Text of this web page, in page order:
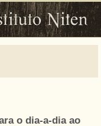
o dia-a-dia ao